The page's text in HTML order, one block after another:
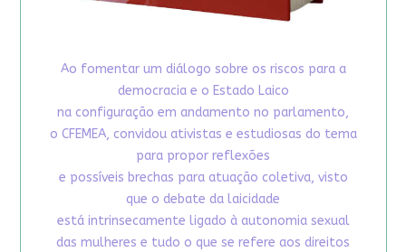
Ao fomentar um diálogo sobre os riscos para a
democracia e o Estado Laico
na configuração em andamento no parlamento,
o CFEMEA, convidou ativistas e estudiosas do tema
para propor reflexões
e possíveis brechas para atuação coletiva, visto
que o debate da laicidade
está intrinsecamente ligado à autonomia sexual
das mulheres e tudo o que se refere aos direitos